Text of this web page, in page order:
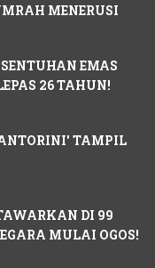
MENERUSI
EMAS
26 TAHUN!
TAMPIL
DI 99
MULAI OGOS!